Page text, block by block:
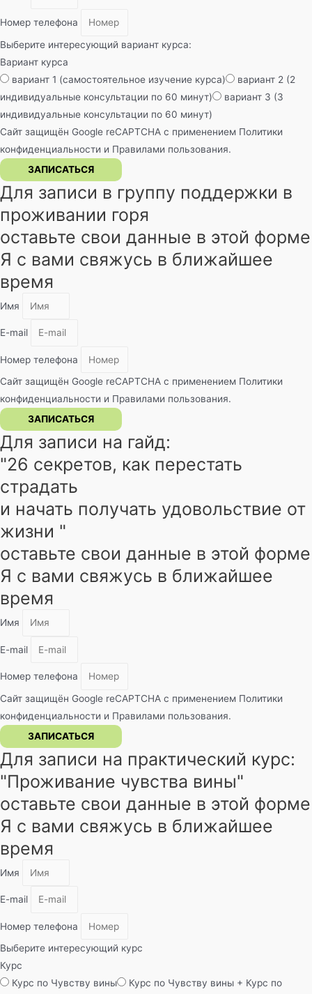
Номер телефона
Выберите интересующий вариант курса:
Вариант курса
вариант 1 (самостоятельное изучение курса)
вариант 2 (2
индивидуальные консультации по 60 минут)
вариант 3 (3
индивидуальные консультации по 60 минут)
Сайт защищён Google reCAPTCHA с применением Политики
конфиденциальности и Правилами пользования.
ЗАПИСАТЬСЯ
Для записи в группу поддержки в
проживании горя
оставьте свои данные в этой форме
Я с вами свяжусь в ближайшее
время
Имя
E-mail
Номер телефона
Сайт защищён Google reCAPTCHA с применением Политики
конфиденциальности и Правилами пользования.
ЗАПИСАТЬСЯ
Для записи на гайд:
"26 секретов, как перестать
страдать
и начать получать удовольствие от
жизни "
оставьте свои данные в этой форме
Я с вами свяжусь в ближайшее
время
Имя
E-mail
Номер телефона
Сайт защищён Google reCAPTCHA с применением Политики
конфиденциальности и Правилами пользования.
ЗАПИСАТЬСЯ
Для записи на практический курс:
"Проживание чувства вины"​
оставьте свои данные в этой форме
Я с вами свяжусь в ближайшее
время
Имя
E-mail
Номер телефона
Выберите интересующий курс
Курс
Курс по Чувству вины
Курс по Чувству вины + Курс по